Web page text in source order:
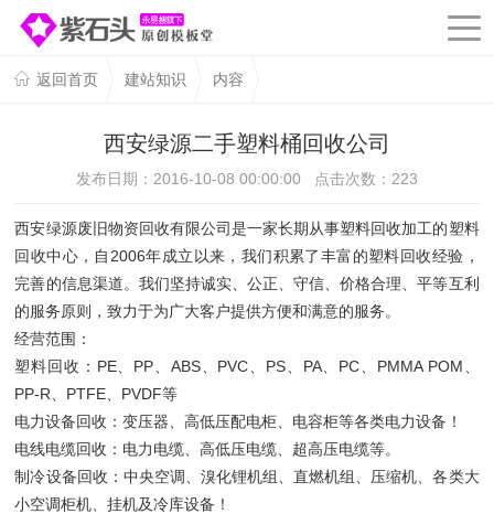
返回首页 建站知识 内容
西安绿源二手塑料桶回收公司
发布日期：2016-10-08 00:00:00 点击次数： 223
西安绿源废旧物资回收有限公司是一家长期从事塑料回收加工的塑料
回收中心，自2006年成立以来，我们积累了丰富的塑料回收经验，
完善的信息渠道。我们坚持诚实、公正、守信、价格合理、平等互利
的服务原则，致力于为广大客户提供方便和满意的服务。
经营范围：
塑料回收：PE、PP、ABS、PVC、PS、PA、PC、PMMA POM、
PP-R、PTFE、PVDF等
电力设备回收：变压器、高低压配电柜、电容柜等各类电力设备！
电线电缆回收：电力电缆、高低压电缆、超高压电缆等。
制冷设备回收：中央空调、溴化锂机组、直燃机组、压缩机、各类大
小空调柜机、挂机及冷库设备！